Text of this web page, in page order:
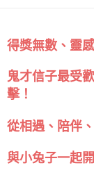
得獎無數、靈
鬼才信子最受
擊！
從相遇、陪伴
與小兔子一起